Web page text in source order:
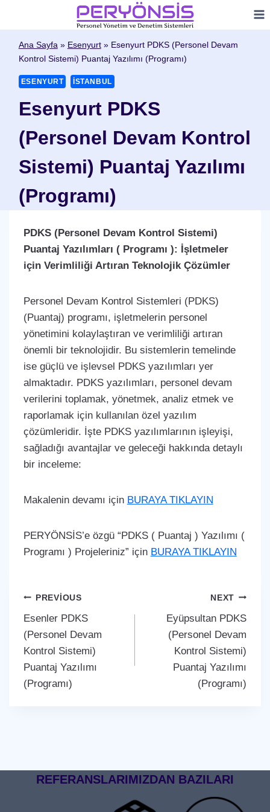
contentAna Sayfa» Esenyurt» Esenyurt PDKS (Personel Devam
Kontrol Sistemi) Puantaj Yazılımı (Programı)
ESENYURT İSTANBUL
Esenyurt PDKS
(Personel Devam Kontrol
Sistemi) Puantaj Yazılımı
(Programı)
PDKS (Personel Devam Kontrol Sistemi)
Puantaj Yazılımları ( Programı ): İşletmeler
için Verimliliği Artıran Teknolojik Çözümler
Personel Devam Kontrol Sistemleri (PDKS)
(Puantaj) programı, işletmelerin personel
yönetimini kolaylaştıran ve verimliliği artıran
önemli bir teknolojidir. Bu sistemlerin temelinde
ise güçlü ve işlevsel PDKS yazılımları yer
almaktadır. PDKS yazılımları, personel devam
verilerini toplamak, yönetmek, analiz etmek ve
raporlamak için kullanılan özel yazılım
çözümleridir. İşte PDKS yazılımlarının işleyişi,
sağladığı avantajlar ve geleceği hakkında detaylı
bir inceleme:
Makalenin devamı için BURAYA TIKLAYIN
PERYÖNSİS’e özgü “PDKS ( Puantaj ) Yazılımı (
Programı ) Projeleriniz” için BURAYA TIKLAYIN
Yazı
gezinmesi
PREVIOUS
Esenler PDKS
(Personel Devam
Kontrol Sistemi)
Puantaj Yazılımı
(Programı)
NEXT
Eyüpsultan PDKS
(Personel Devam
Kontrol Sistemi)
Puantaj Yazılımı
(Programı)
REFERANSLARIMIZDAN BAZILARI